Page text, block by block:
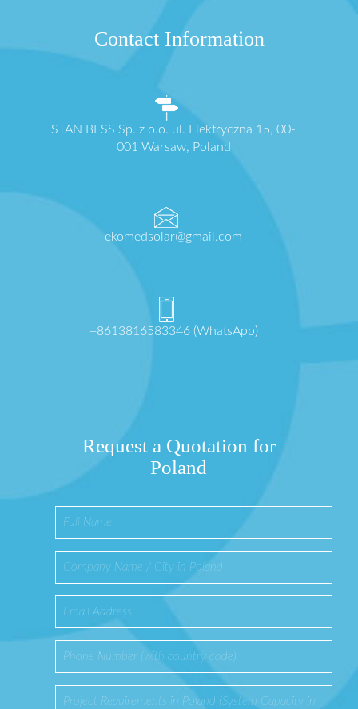
Contact Information
STAN BESS Sp. z o.o. ul. Elektryczna 15, 00-
001 Warsaw, Poland
ekomedsolar@gmail.com
+8613816583346 (WhatsApp)
Request a Quotation for
Poland